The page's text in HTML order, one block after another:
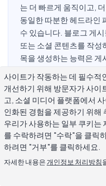
는 더 빠르게 움직이고,
동일한 따분한 헤드라인
수 있습니다. 블로그 게
또는 소셜 콘텐츠를 작성
목을 생성하는 능력은 게
AI 헤드라인 생성
AI 헤드라인 생성기는 언어
을 제안, 다시 쓰기 또는 점수
안 또는 간단한 설명을 제공
정적 영향 또는 키워드 적합
사이트가 작동하는 데 필수적
개선하기 위해 방문자가 사이
고, 소셜 미디어 플랫폼에서
인화된 경험을 제공하기 위해
우리가 사용하는 일부 쿠키는
를 수락하려면 "수락"을 클릭
하려면 "거부"를 클릭하세요.
자세한 내용은 개인정보 처리방침